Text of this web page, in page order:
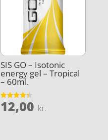
SIS GO – Isotonic
energy gel – Tropical
– 60ml.
Vurderet
4.3
12,00 kr.